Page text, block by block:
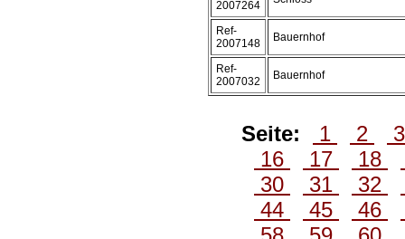
2007264
Ref-
2007148
Bauernhof
Ref-
2007032
Bauernhof
Seite: 1 2
16
17 18
30
31 32
44
45 46